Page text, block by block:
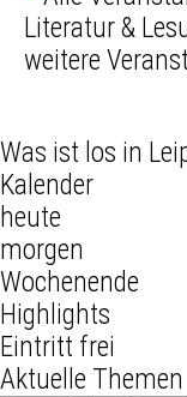
weitere
Was ist los in
Kalender
heute
morgen
Wochenende
Highlights
Eintritt frei
Aktuelle Themen